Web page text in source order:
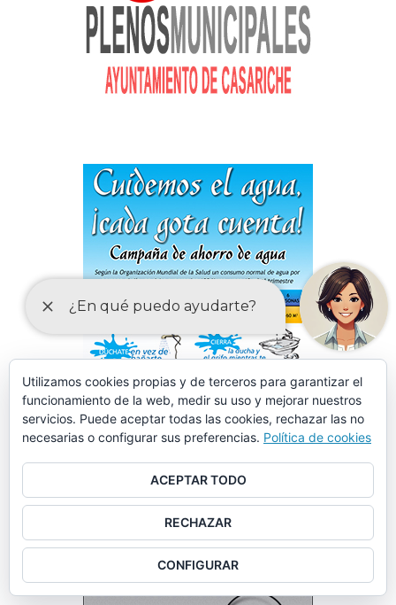
Utilizamos cookies propias y de terceros para garantizar el
funcionamiento de la web, medir su uso y mejorar nuestros
servicios. Puede aceptar todas las cookies, rechazar las no
necesarias o configurar sus preferencias. Política de cookies
ACEPTAR TODO
RECHAZAR
CONFIGURAR